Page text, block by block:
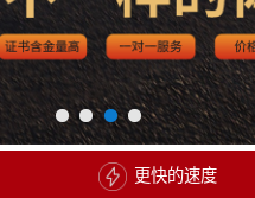
更快的速度